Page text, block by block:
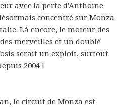
avec la perte d'Anthoine
concentré sur Monza
Là encore, le moteur des
merveilles et un doublé
serait un exploit, surtout
2004 !
le circuit de Monza est